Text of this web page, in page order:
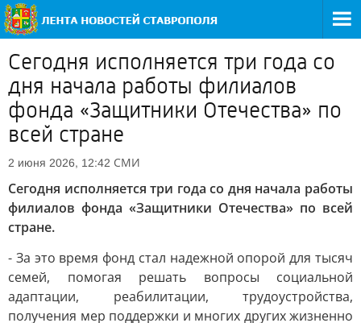
Сегодня исполняется три года со
дня начала работы филиалов
фонда «Защитники Отечества» по
всей стране
2 июня 2026, 12:42 СМИ
Сегодня исполняется три года со дня начала работы
филиалов фонда «Защитники Отечества» по всей
стране.
- За это время фонд стал надежной опорой для тысяч
семей, помогая решать вопросы социальной
адаптации, реабилитации, трудоустройства,
получения мер поддержки и многих других жизненно